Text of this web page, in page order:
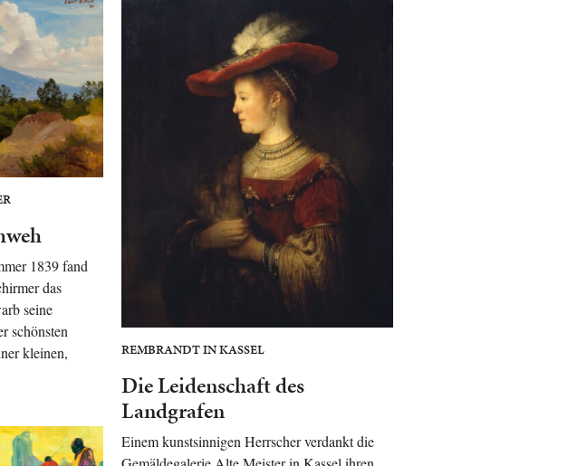
1839 fand
das
seine
schönsten
kleinen,
REMBRANDT IN KASSEL
Die Leidenschaft des
Landgrafen
Einem kunstsinnigen Herrscher verdankt die